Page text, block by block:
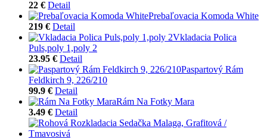
22 € Detail
Prebaľovacia Komoda White
219 € Detail
Vkladacia Polica
Puls,poly 1,poly 2
23.95 € Detail
Paspartový Rám
Feldkirch 9, 226/210
99.9 € Detail
Rám Na Fotky Mara
3.49 € Detail